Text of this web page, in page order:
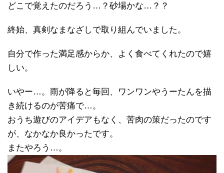
どこで覚えたのだろう…？砂場かな…？？
終始、真剣なまなざしで取り組んでいました。
自分で作った満足感からか、よく食べてくれたので嬉
しい。
いやー…。雨が降ると毎回、ワンワンやうーたんを描
き続けるのが苦痛で…。
おうち遊びのアイデアもなく、苦肉の策だったのです
が、なかなか良かったです。
またやろう…。